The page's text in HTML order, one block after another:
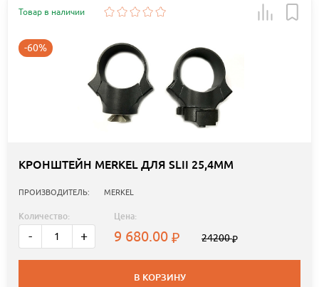
Товар в наличии
-60%
КРОНШТЕЙН MERKEL ДЛЯ SLII 25,4MM
ПРОИЗВОДИТЕЛЬ: MERKEL
Количество:
- +
Цена:
9 680.00 24200
В КОРЗИНУ